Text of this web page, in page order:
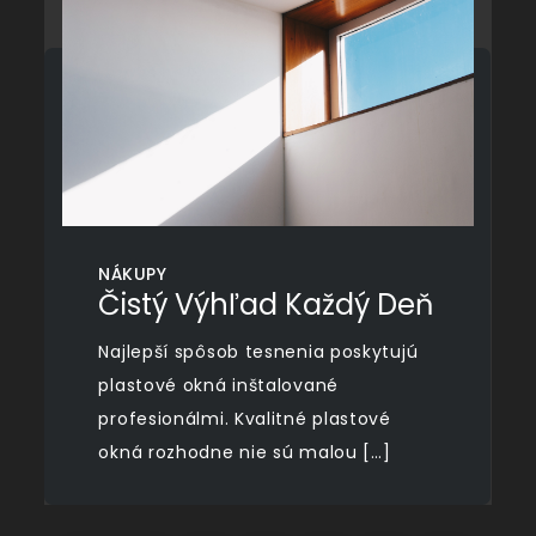
NÁKUPY
Čistý Výhľad Každý Deň
Najlepší spôsob tesnenia poskytujú
plastové okná inštalované
profesionálmi. Kvalitné plastové
okná rozhodne nie sú malou […]